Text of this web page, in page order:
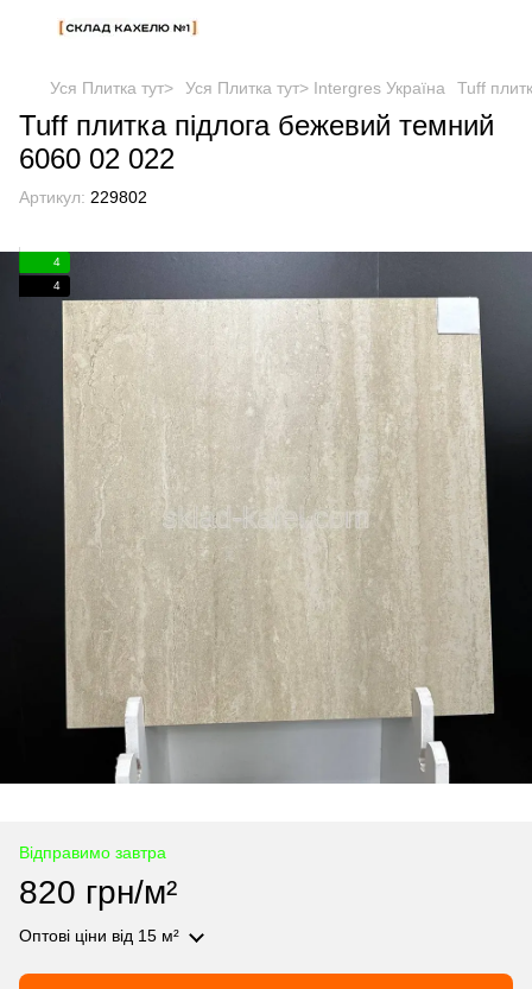
Уся Плитка тут> Уся Плитка тут> Intergres Україна Tuff
Tuff плитка підлога бежевий темний
6060 02 022
Артикул: 229802
4
4
Відправимо завтра
820 грн/м²
Оптові ціни від 15 м²